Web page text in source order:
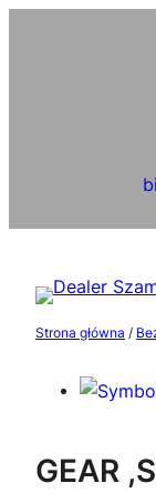
Strona główna /
GEAR